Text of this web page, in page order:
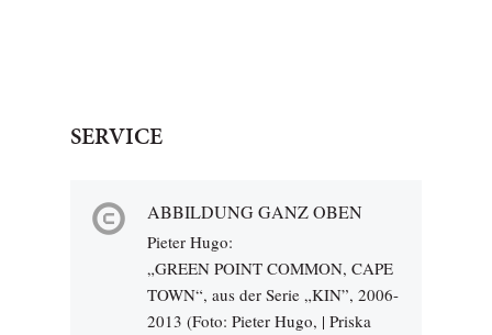
SERVICE
ABBILDUNG GANZ OBEN
Pieter Hugo:
„GREEN POINT COMMON, CAPE
TOWN“, aus der Serie „KIN”, 2006-
2013 (Foto: Pieter Hugo, | Priska